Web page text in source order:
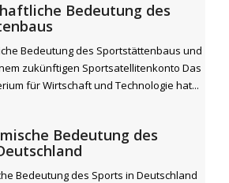
Bedeutung des
Bedeutung des Sportstättenbaus und
zukünftigen Sportsatellitenkonto Das
für Wirtschaft und Technologie hat...
Bedeutung des
Bedeutung des Sports in Deutschland